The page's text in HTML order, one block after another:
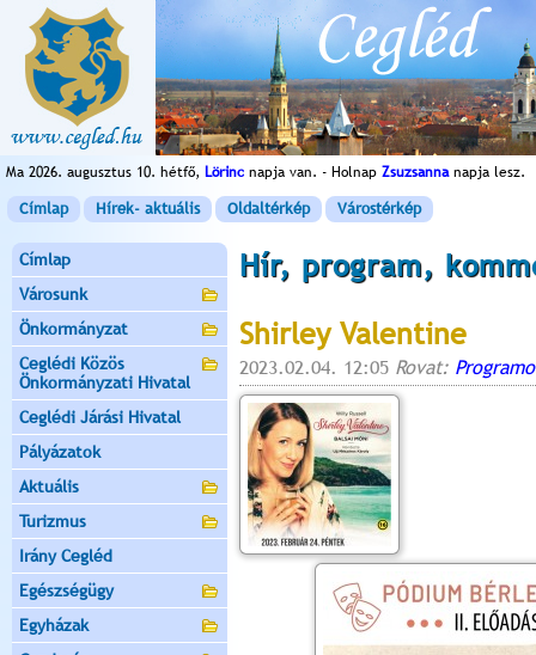
Ma 2026. augusztus 10. hétfő, Lörinc napja van. - Holnap Zsuzsannanapja lesz.
Címlap Hírek- aktuális Oldaltérkép Várostérkép
Címlap
Városunk
Önkormányzat
Ceglédi Közös
Önkormányzati Hivatal
Ceglédi Járási Hivatal
Pályázatok
Aktuális
Turizmus
Irány Cegléd
Egészségügy
Egyházak
Hír, program,
Shirley Valentine
2023.02.04. 12:05 Rovat: